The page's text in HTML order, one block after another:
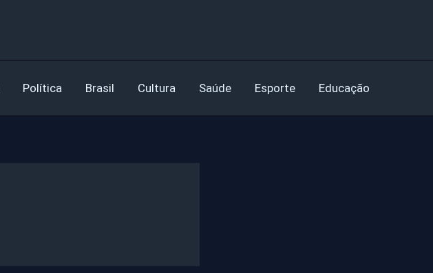
Política Brasil Cultura Saúde Esporte Educação